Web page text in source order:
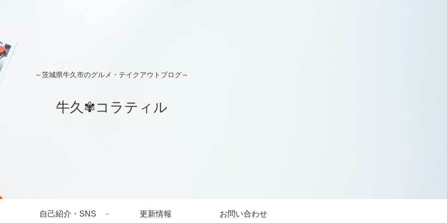
～茨城県牛久市のグルメ・テイクアウトブログ～
牛久✾コラティル
自己紹介・SNS 更新情報 お問い合わせ